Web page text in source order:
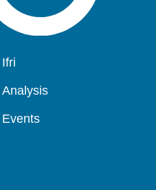
Navigation
Ifri
Analysis
Events